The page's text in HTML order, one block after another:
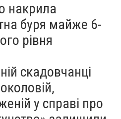
накрила
буря майже 6-
рівня
скадовчанці
у справі про